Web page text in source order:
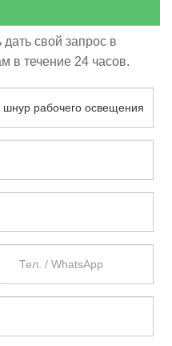
свой запрос в
в течение 24 часов.